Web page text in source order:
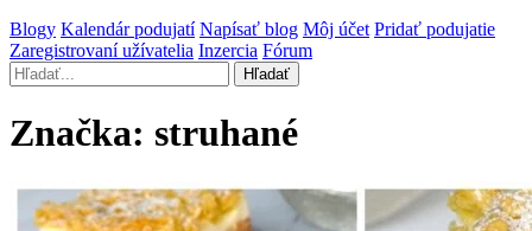
Blogy Kalendár podujatí Napísať blog Môj účet Pridať podujatie
Zaregistrovaní užívatelia Inzercia Fórum
Hľadať
Značka: struhané